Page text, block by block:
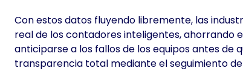
Con estos datos fluyendo libremente, las
real de los contadores inteligentes, ahorrando
anticiparse a los fallos de los equipos antes de
transparencia total mediante el seguimiento